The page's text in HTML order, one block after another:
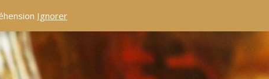
Ignorer